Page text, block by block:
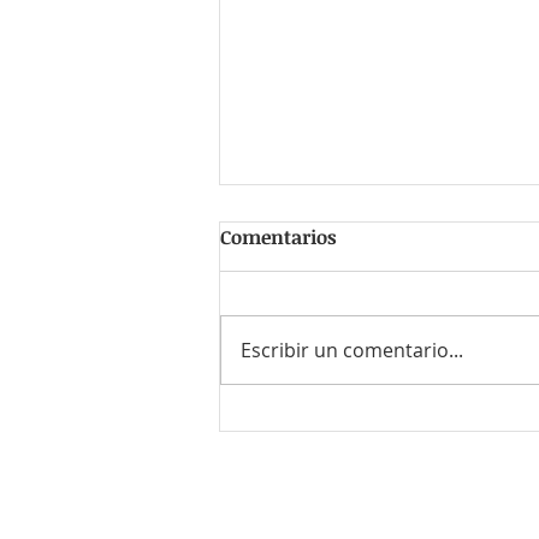
15-Jun-24 Bitcoin Coffee
Comentarios
Escribir un comentario...